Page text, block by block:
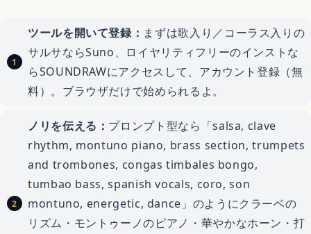
ツールを開いて登録： まずは歌入り／コーラス入りの
サルサならSuno、ロイヤリティフリーのインストな
らSOUNDRAWにアクセスして、アカウント登録（無
料）。ブラウザだけで始められるよ。
ノリを伝える： プロンプト型なら「salsa, clave
rhythm, montuno piano, brass section, trumpets
and trombones, congas timbales bongo,
tumbao bass, spanish vocals, coro, son
montuno, energetic, dance」のようにクラーベの
リズム・モントゥーノのピアノ・華やかなホーン・打